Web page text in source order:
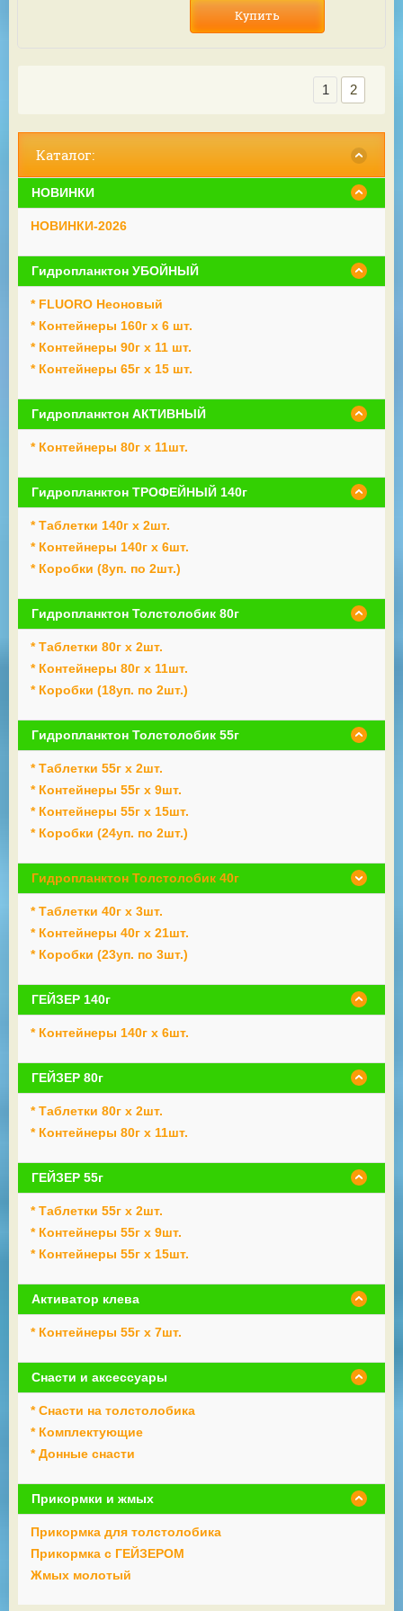
Купить
1 2
Каталог:
НОВИНКИ
НОВИНКИ-2026
Гидропланктон УБОЙНЫЙ
* FLUORO Неоновый
* Контейнеры 160г х 6 шт.
* Контейнеры 90г х 11 шт.
* Контейнеры 65г х 15 шт.
Гидропланктон АКТИВНЫЙ
* Контейнеры 80г х 11шт.
Гидропланктон ТРОФЕЙНЫЙ 140г
* Таблетки 140г х 2шт.
* Контейнеры 140г х 6шт.
* Коробки (8уп. по 2шт.)
Гидропланктон Толстолобик 80г
* Таблетки 80г х 2шт.
* Контейнеры 80г х 11шт.
* Коробки (18уп. по 2шт.)
Гидропланктон Толстолобик 55г
* Таблетки 55г х 2шт.
* Контейнеры 55г х 9шт.
* Контейнеры 55г х 15шт.
* Коробки (24уп. по 2шт.)
Гидропланктон Толстолобик 40г
* Таблетки 40г х 3шт.
* Контейнеры 40г х 21шт.
* Коробки (23уп. по 3шт.)
ГЕЙЗЕР 140г
* Контейнеры 140г х 6шт.
ГЕЙЗЕР 80г
* Таблетки 80г х 2шт.
* Контейнеры 80г х 11шт.
ГЕЙЗЕР 55г
* Таблетки 55г х 2шт.
* Контейнеры 55г х 9шт.
* Контейнеры 55г х 15шт.
Активатор клева
* Контейнеры 55г х 7шт.
Снасти и аксессуары
* Снасти на толстолобика
* Комплектующие
* Донные снасти
Прикормки и жмых
Прикормка для толстолобика
Прикормка с ГЕЙЗЕРОМ
Жмых молотый